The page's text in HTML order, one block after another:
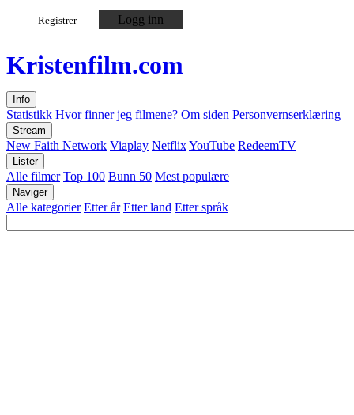
Registrer Logg inn
Kristenfilm.com
Info
Statistikk Hvor finner jeg filmene? Om siden Personvernserklæring
Stream
New Faith Network Viaplay NetflixYouTube RedeemTV
Lister
Alle filmer Top 100 Bunn 50 Mest populære
Naviger
Alle kategorier Etter år Etter land Etter språk